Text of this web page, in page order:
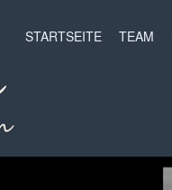
Menu
Skip to content
STARTSEITE TEAM